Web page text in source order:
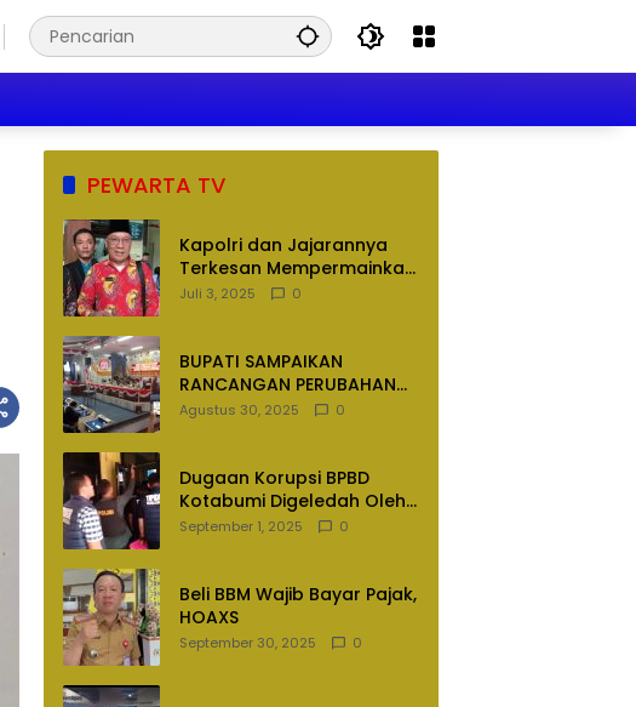
PEWARTA TV
Kapolri dan Jajarannya
Terkesan Mempermainkan
Hukum
Juli 3, 2025 0
BUPATI SAMPAIKAN
RANCANGAN PERUBAHAN
APBD TAHUN ANGGARAN
Agustus 30, 2025 0
Dugaan Korupsi BPBD
Kotabumi Digeledah Oleh
Tim Penyidik Polres
September 1, 2025 0
Beli BBM Wajib Bayar Pajak,
HOAXS
September 30, 2025 0